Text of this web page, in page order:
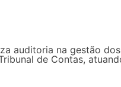
auditoria na gestão
de Contas,